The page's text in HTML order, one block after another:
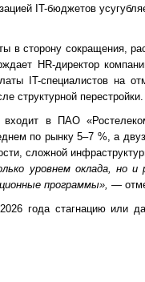
IT-бюджетов
в сторону сокращения,
HR-директор
IT-специалистов на
структурной перестройки.
в ПАО
по рынку 5–7 %, а
сложной
уровнем оклада, но
программы», —
года стагнацию или